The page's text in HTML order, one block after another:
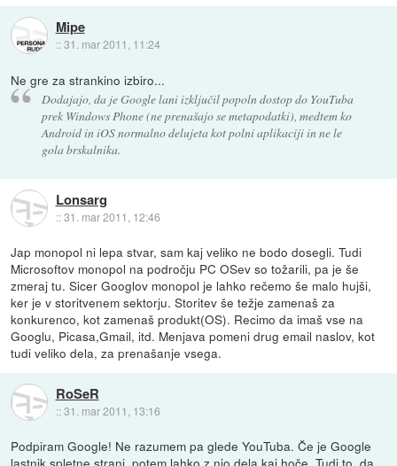
Mipe
::31. mar 2011, 11:24
Ne gre za strankino izbiro...
Dodajajo, da je Google lani izključil popoln dostop do YouTuba
prek Windows Phone (ne prenašajo se metapodatki), medtem ko
Android in iOS normalno delujeta kot polni aplikaciji in ne le
gola brskalnika.
Lonsarg
::31. mar 2011, 12:46
Jap monopol ni lepa stvar, sam kaj veliko ne bodo dosegli. Tudi
Microsoftov monopol na področju PC OSev so tožarili, pa je še
zmeraj tu. Sicer Googlov monopol je lahko rečemo še malo hujši,
ker je v storitvenem sektorju. Storitev še težje zamenaš za
konkurenco, kot zamenaš produkt(OS). Recimo da imaš vse na
Googlu, Picasa,Gmail, itd. Menjava pomeni drug email naslov, kot
tudi veliko dela, za prenašanje vsega.
RoSeR
::31. mar 2011, 13:16
Podpiram Google! Ne razumem pa glede YouTuba. Če je Google